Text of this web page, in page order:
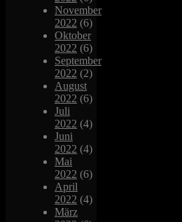
November
2022 (6)
Oktober
2022 (6)
September
2022 (2)
August
2022 (6)
Juli
2022 (4)
Juni
2022 (4)
Mai
2022 (6)
April
2022 (4)
März